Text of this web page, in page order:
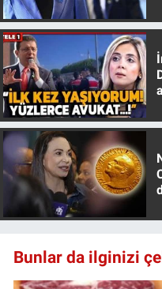
Bunlar da ilginizi